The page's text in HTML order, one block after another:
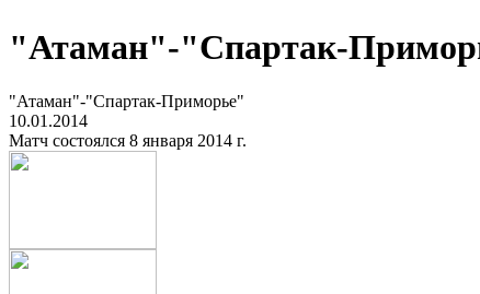
"Атаман"-"Спартак-
"Атаман"-"Спартак-Приморье"
10.01.2014
Матч состоялся 8 января 2014 г.